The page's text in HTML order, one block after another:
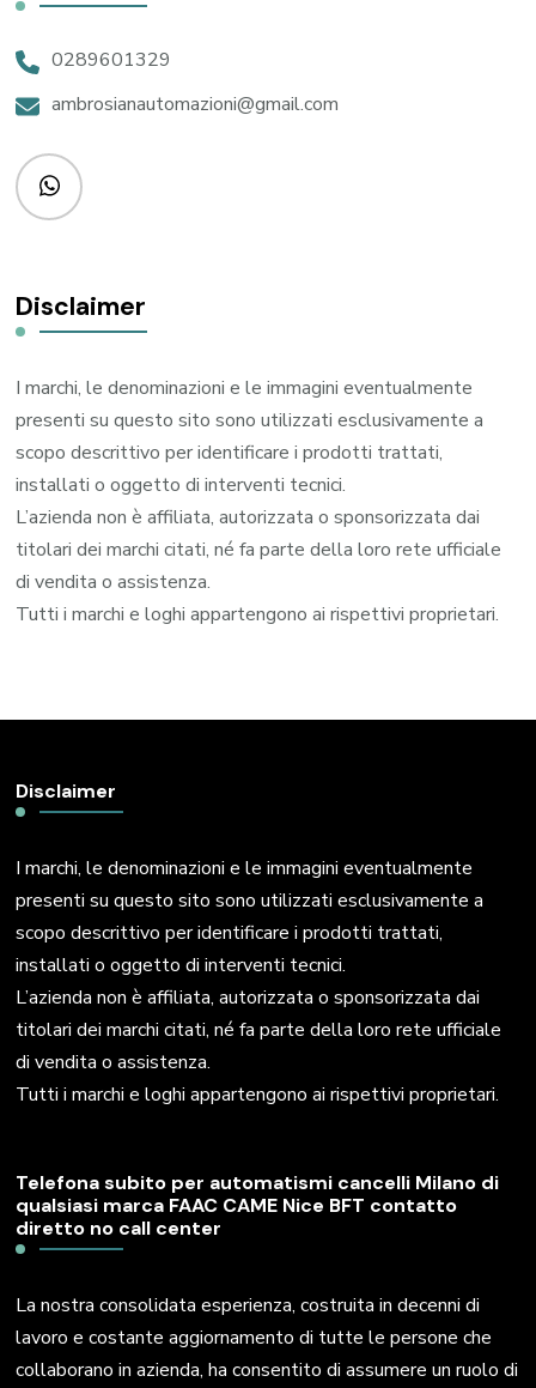
0289601329
ambrosianautomazioni@gmail.com
Disclaimer
I marchi, le denominazioni e le immagini eventualmente
presenti su questo sito sono utilizzati esclusivamente a
scopo descrittivo per identificare i prodotti trattati,
installati o oggetto di interventi tecnici.
L’azienda non è affiliata, autorizzata o sponsorizzata dai
titolari dei marchi citati, né fa parte della loro rete ufficiale
di vendita o assistenza.
Tutti i marchi e loghi appartengono ai rispettivi proprietari.
Disclaimer
I marchi, le denominazioni e le immagini eventualmente
presenti su questo sito sono utilizzati esclusivamente a
scopo descrittivo per identificare i prodotti trattati,
installati o oggetto di interventi tecnici.
L’azienda non è affiliata, autorizzata o sponsorizzata dai
titolari dei marchi citati, né fa parte della loro rete ufficiale
di vendita o assistenza.
Tutti i marchi e loghi appartengono ai rispettivi proprietari.
Telefona subito per automatismi cancelli Milano di
qualsiasi marca FAAC CAME Nice BFT contatto
diretto no call center
La nostra consolidata esperienza, costruita in decenni di
lavoro e costante aggiornamento di tutte le persone che
collaborano in azienda, ha consentito di assumere un ruolo di